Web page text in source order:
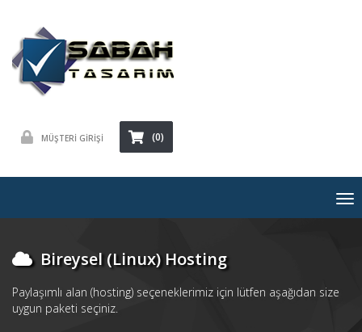
MÜŞTERİ GİRİŞİ (0)
Bireysel (Linux) Hosting
Paylaşımlı alan (hosting) seçeneklerimiz için lütfen aşağıdan size
uygun paketi seçiniz.